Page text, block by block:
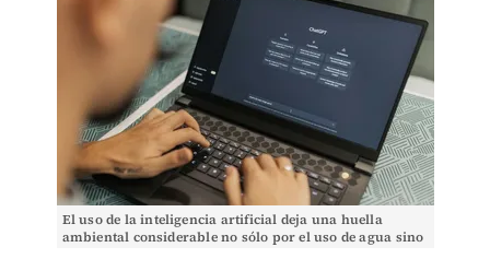
El uso de la inteligencia artificial deja una huella
ambiental considerable no sólo por el uso de agua sino